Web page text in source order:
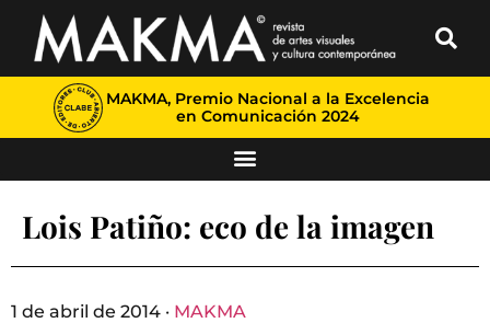
MAKMA, Premio Nacional a la Excelencia
en Comunicación 2024
Lois Patiño: eco de la imagen
1 de abril de 2014 · MAKMA